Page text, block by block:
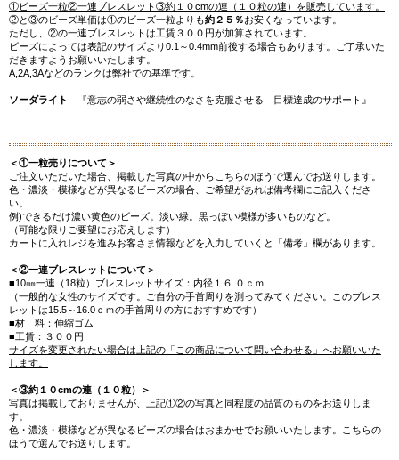
①ビーズ一粒②一連ブレスレット③約１０cmの連（１０粒の連）を販売しています。
②と③のビーズ単価は①のビーズ一粒よりも約２５％お安くなっています。
ただし、②の一連ブレスレットは工賃３００円が加算されています。
ビーズによっては表記のサイズより0.1～0.4mm前後する場合もあります。ご了承いた
だきますようお願いいたします。
A,2A,3Aなどのランクは弊社での基準です。
ソーダライト 『意志の弱さや継続性のなさを克服させる 目標達成のサポート』
＜①一粒売りについて＞
ご注文いただいた場合、掲載した写真の中からこちらのほうで選んでお送りします。
色・濃淡・模様などが異なるビーズの場合、ご希望があれば備考欄にご記入くださ
い。
例)できるだけ濃い黄色のビーズ。淡い緑。黒っぽい模様が多いものなど。
（可能な限りご要望にお応えします）
カートに入れレジを進みお客さま情報などを入力していくと「備考」欄があります。
＜②一連ブレスレットについて＞
■10㎜一連（18粒）ブレスレットサイズ：内径１６.０ｃｍ
（一般的な女性のサイズです。ご自分の手首周りを測ってみてください。このブレス
レットは15.5～16.0ｃｍの手首周りの方におすすめです）
■材 料：伸縮ゴム
■工賃：３００円
サイズを変更されたい場合は上記の「この商品について問い合わせる」へお願いいた
します。
＜③約１０cmの連（１０粒）＞
写真は掲載しておりませんが、上記①②の写真と同程度の品質のものをお送りしま
す。
色・濃淡・模様などが異なるビーズの場合はおまかせでお願いいたします。こちらの
ほうで選んでお送りします。